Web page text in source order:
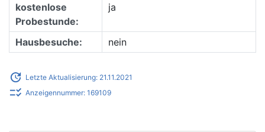
kostenlose
Probestunde:
ja
Hausbesuche: nein
update Letzte Aktualisierung: 21.11.2021
checklist_rtl Anzeigennummer: 169109